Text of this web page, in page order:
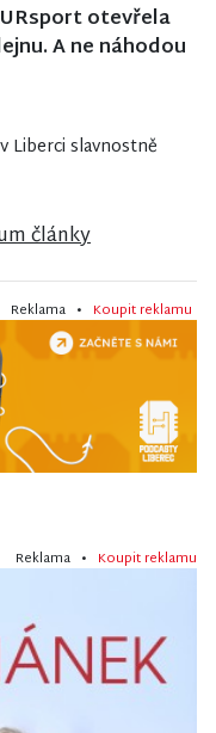
otevřela
A ne náhodou
Liberci slavnostně
články
Reklama • Koupit reklamu
Reklama • Koupit reklamu